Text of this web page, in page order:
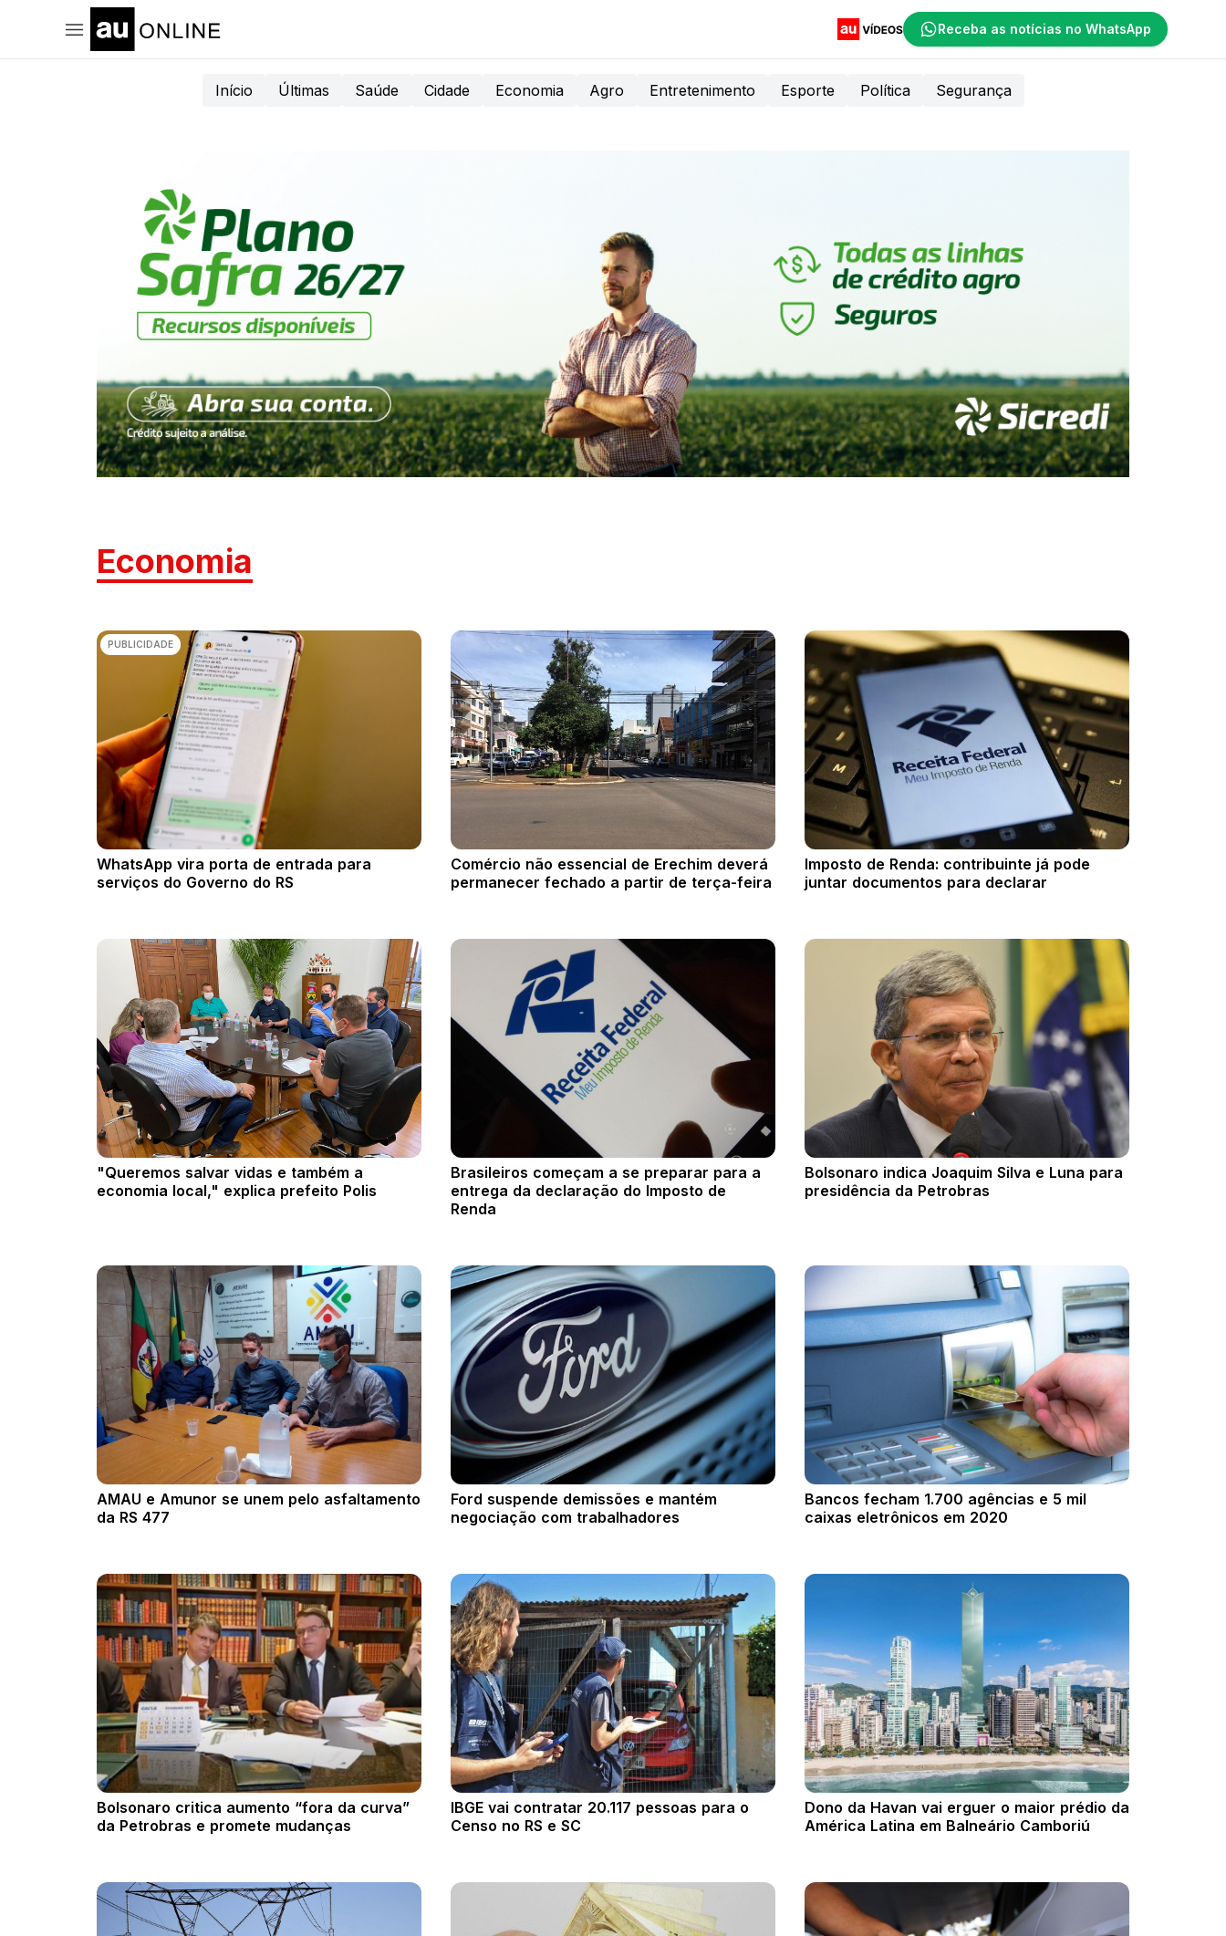
Receba as notícias no WhatsApp
Início Últimas Saúde Cidade Economia Agro Entretenimento Esporte Política Segurança
Economia
PUBLICIDADE
WhatsApp vira porta de entrada para
serviços do Governo do RS
Comércio não essencial de Erechim deverá
permanecer fechado a partir de terça-feira
Imposto de Renda: contribuinte já pode
juntar documentos para declarar
"Queremos salvar vidas e também a
economia local," explica prefeito Polis
Brasileiros começam a se preparar para a
entrega da declaração do Imposto de
Renda
Bolsonaro indica Joaquim Silva e Luna para
presidência da Petrobras
AMAU e Amunor se unem pelo asfaltamento
da RS 477
Ford suspende demissões e mantém
negociação com trabalhadores
Bancos fecham 1.700 agências e 5 mil
caixas eletrônicos em 2020
Bolsonaro critica aumento “fora da curva”
da Petrobras e promete mudanças
IBGE vai contratar 20.117 pessoas para o
Censo no RS e SC
Dono da Havan vai erguer o maior prédio da
América Latina em Balneário Camboriú